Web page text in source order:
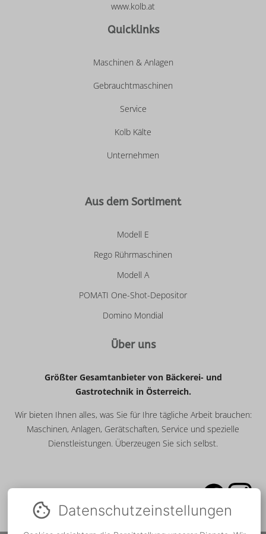
www.kolb.at
Quicklinks
Maschinen & Anlagen
Gebrauchtmaschinen
Service
Kolb Kälte
Unternehmen
Aus dem Sortiment
Modell E
Rego Rührmaschinen
Modell A
POMATI One-Shot-Depositor
Domino Mondial
Über uns
Größter Gesamtanbieter von Bäckerei- und
Gastrotechnik in Österreich.
Wir bieten Ihnen alles, was Sie für Ihre tägliche Arbeit brauchen:
Maschinen, Anlagen, Gerätschaften, Service und spezielle
Dienstleistungen. Überzeugen Sie sich selbst.
Datenschutz­einstellungen